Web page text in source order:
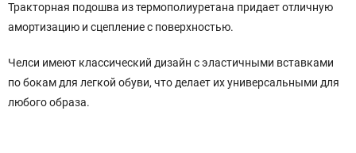
Тракторная подошва из термополиуретана придает отличную
амортизацию и сцепление с поверхностью.
Челси имеют классический дизайн с эластичными вставками
по бокам для легкой обуви, что делает их универсальными для
любого образа.